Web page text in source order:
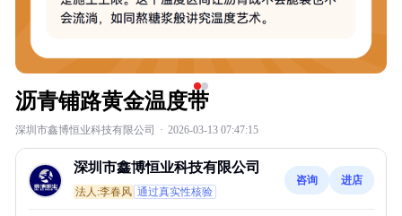
沥青铺路黄金温度带
深圳市鑫博恒业科技有限公司 · 2026-03-13 07:47:15
深圳市鑫博恒业科技有限公司
法人:李春风 通过真实性核验
咨询 进店